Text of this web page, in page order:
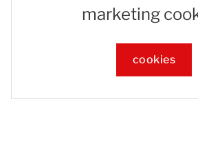
marketing
cookies